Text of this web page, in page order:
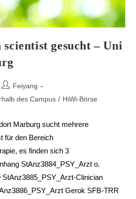
gesucht – Uni
Feiyang
des Campus / HiWi-Börse
Marburg sucht mehrere
für den Bereich
es finden sich 3
StAnz3884_PSY_Arzt o.
StAnz3885_PSY_Arzt-Clinician
Gerok SFB-TRR